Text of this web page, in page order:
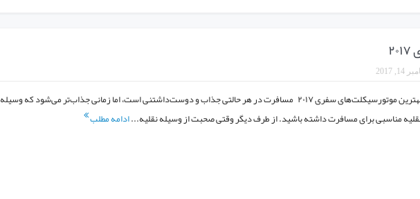
14, 2017
بهترین موتورسیکلت‌های سفری ۲۰۱۷ مسافرت در هر حالتی جذاب و دوست‌داشتنی است، اما زمانی جذاب‌تر می‌شود که وسیله
مناسبی برای مسافرت داشته باشید. از طرف دیگر وقتی صحبت از وسیله نقلیه...ادامه مطلب